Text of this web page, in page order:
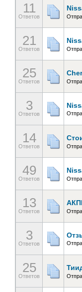
11
Ответов
21
Ответов
25
Ответов
3
Ответов
14
Ответов
49
Ответов
13
Ответов
3
Ответов
25
Ответов